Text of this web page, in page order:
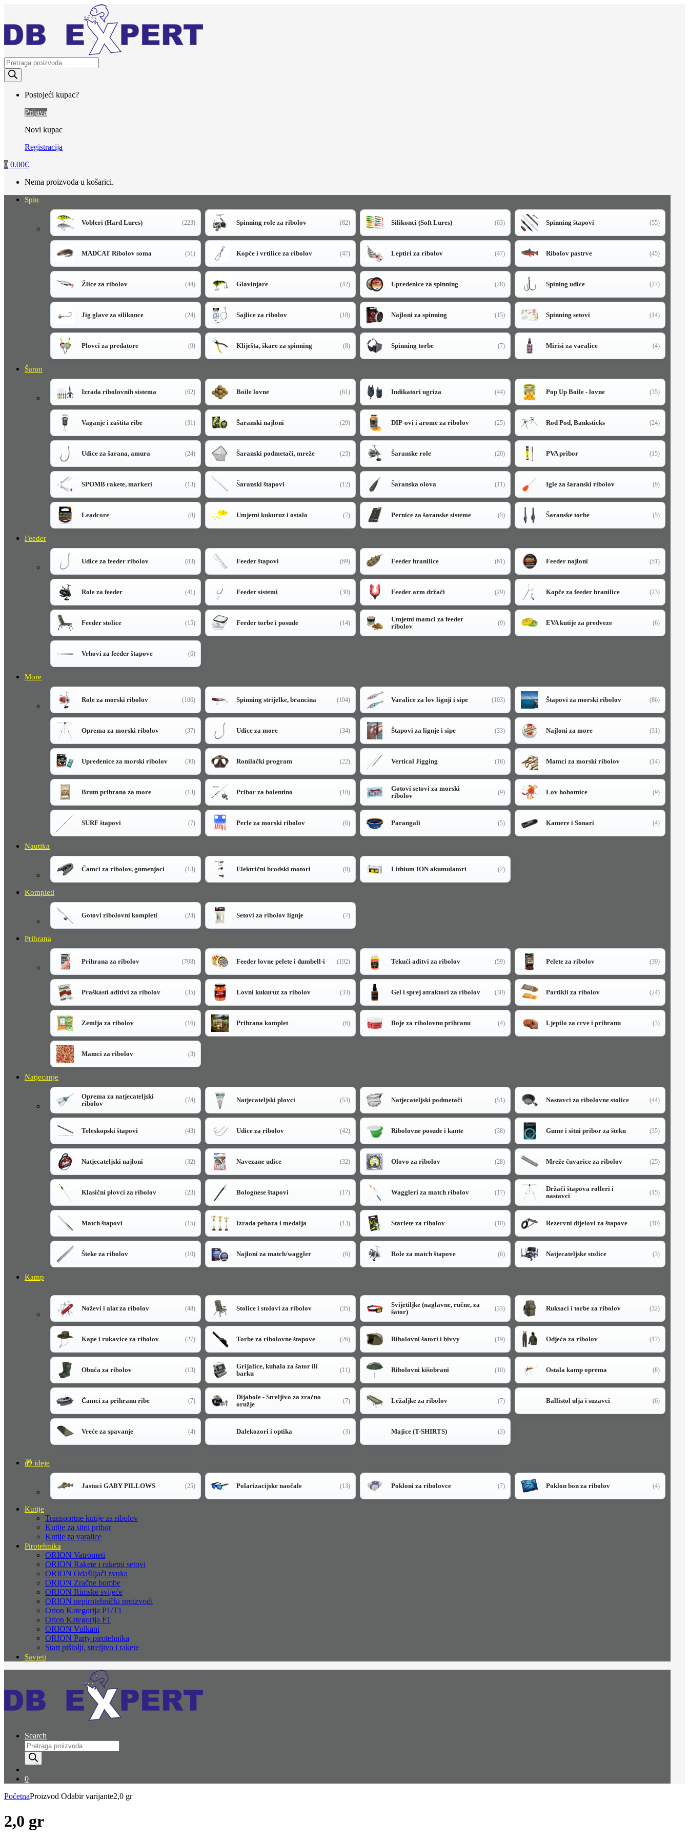
navigation
content
Products
search
Postojeći kupac?
Prijava
Novi kupac
Registracija
0 0.00€
Nema proizvoda u košarici.
Spin
Vobleri (Hard Lures) (223) Spinning role za ribolov (82) Silikonci (Soft Lures) (63) Spinning štapovi (55)
MADCAT Ribolov soma (51) Kopče i vrtilice za ribolov (47) Leptiri za ribolov (47) Ribolov pastrve (45)
Žlice za ribolov (44) Glavinjare (42) Upredenice za spinning (28) Spining udice (27)
Jig glave za silikonce (24) Sajlice za ribolov (18) Najloni za spinning (15) Spinning setovi (14)
Plovci za predatore (9) Kliješta, škare za spinning (8) Spinning torbe (7) Mirisi za varalice (4)
Šaran
Izrada ribolovnih sistema (62) Boile lovne (61) Indikatori ugriza (44) Pop Up Boile - lovne (35)
Vaganje i zaštita ribe (31) Šaranski najloni (29) DIP-ovi i arome za ribolov (25) Rod Pod, Banksticks (24)
Udice za šarana, amura (24) Šaranski podmetači, mreže (23) Šaranske role (20) PVA pribor (15)
SPOMB rakete, markeri (13) Šaranski štapovi (12) Šaranska olova (11) Igle za šaranski ribolov (9)
Leadcore (8) Umjetni kukuruz i ostalo (7) Pernice za šaranske sisteme (5) Šaranske torbe (5)
Feeder
Udice za feeder ribolov (83) Feeder štapovi (69) Feeder hranilice (61) Feeder najloni (51)
Role za feeder (41) Feeder sistemi (30) Feeder arm držači (29) Kopče za feeder hranilice (23)
Feeder stolice (15) Feeder torbe i posude (14)
Umjetni mamci za feeder
ribolov
(9) EVA kutije za predveze (6)
Vrhovi za feeder štapove (6)
More
Role za morski ribolov (106) Spinning strijelke, brancina (104) Varalice za lov lignji i sipe (103) Štapovi za morski ribolov (86)
Oprema za morski ribolov (37) Udice za more (34) Štapovi za lignje i sipe (33) Najloni za more (31)
Upredenice za morski ribolov (30) Ronilački program (22) Vertical Jigging (16) Mamci za morski ribolov (14)
Brum prihrana za more (13) Pribor za bolentino (10)
Gotovi setovi za morski
ribolov
(9) Lov hobotnice (9)
SURF štapovi (7) Perle za morski ribolov (6) Parangali (5) Kamere i Sonari (4)
Nautika
Čamci za ribolov, gumenjaci (13) Električni brodski motori (8) Lithium ION akumulatori (2)
Kompleti
Gotovi ribolovni kompleti (24) Setovi za ribolov lignje (7)
Prihrana
Prihrana za ribolov (708) Feeder lovne pelete i dumbell-i (192) Tekući aditvi za ribolov (59) Pelete za ribolov (39)
Praškasti aditivi za ribolov (35) Lovni kukuruz za ribolov (33) Gel i sprej atraktori za ribolov (30) Partikli za ribolov (24)
Zemlja za ribolov (16) Prihrana komplet (6) Boje za ribolovnu prihranu (4) Ljepilo za crve i prihranu (3)
Mamci za ribolov (3)
Natjecanje
Oprema za natjecateljski
ribolov
(74) Natjecateljski plovci (53) Natjecateljski podmetači (51) Nastavci za ribolovne stolice (44)
Teleskopski štapovi (43) Udice za ribolov (42) Ribolovne posude i kante (38) Gume i sitni pribor za šteku (35)
Natjecateljski najloni (32) Navezane udice (32) Olovo za ribolov (28) Mreže čuvarice za ribolov (25)
Klasični plovci za ribolov (23) Bolognese štapovi (17) Waggleri za match ribolov (17)
Držači štapova rolleri i
nastavci
(15)
Match štapovi (15) Izrada pehara i medalja (13) Starlete za ribolov (10) Rezervni dijelovi za štapove (10)
Šteke za ribolov (10) Najloni za match/waggler (6) Role za match štapove (6) Natjecateljske stolice (3)
Kamp
Noževi i alat za ribolov (48) Stolice i stolovi za ribolov (35)
Svijetiljke (naglavne, ručne, za
šator)
(33) Ruksaci i torbe za ribolov (32)
Kape i rukavice za ribolov (27) Torbe za ribolovne štapove (26) Ribolovni šatori i bivvy (19) Odjeća za ribolov (17)
Obuća za ribolov (13)
Grijalice, kuhala za šator ili
barku
(11) Ribolovni kišobrani (10) Ostala kamp oprema (8)
Čamci za prihranu ribe (7)
Dijabole - Streljivo za zračno
oružje
(7) Ležaljke za ribolov (7) Ballistol ulja i suzavci (6)
Vreće za spavanje (4) Dalekozori i optika (3) Majice (T-SHIRTS) (3)
🎁 ideje
Jastuci GABY PILLOWS (25) Polarizacijske naočale (13) Pokloni za ribolovce (7) Poklon bon za ribolov (4)
Kutije
Transportne kutije za ribolov
Kutije za sitni pribor
Kutije za varalice
Pirotehnika
ORION Vatrometi
ORION Rakete i raketni setovi
ORION Odašiljači zvuka
ORION Zračne bombe
ORION Rimske svijeće
ORION nepirotehnički proizvodi
Orion Kategorija P1/T1
Orion Kategorija F1
ORION Vulkani
ORION Party pirotehnika
Start pištolji, streljivo i rakete
Savjeti
Search
Products
search
0
PočetnaProizvod Odabir varijante2,0 gr
2,0 gr